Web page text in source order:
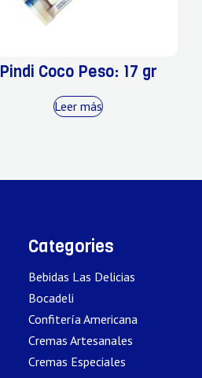
Pindi Coco Peso: 17 gr
Leer más
Categories
Bebidas Las Delicias
Bocadeli
Confitería Americana
Cremas Artesanales
Cremas Especiales